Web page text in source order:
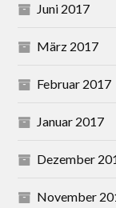
Juni 2017
März 2017
Februar 2017
Januar 2017
Dezember
November